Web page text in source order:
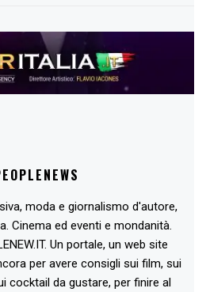
moda e giornalismo d'autore,
Cinema ed eventi e mondanità.
Un portale, un web site
per avere consigli sui film, sui
cocktail da gustare, per finire al